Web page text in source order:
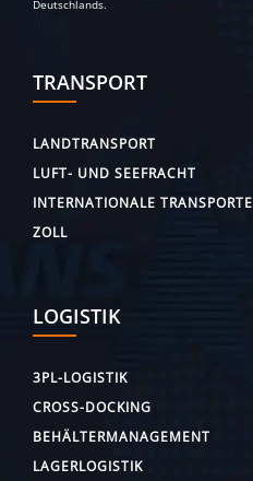
Deutschlands.
TRANSPORT
LANDTRANSPORT
LUFT- UND SEEFRACHT
INTERNATIONALE TRANSPORTE
ZOLL
LOGISTIK
3PL-LOGISTIK
CROSS-DOCKING
BEHÄLTERMANAGEMENT
LAGERLOGISTIK